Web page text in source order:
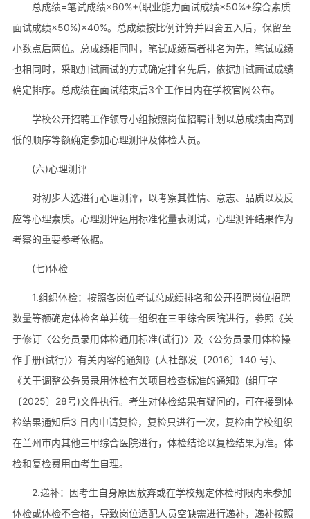
总成绩=笔试成绩×60%+(职业能力面试成绩×50%+综合素质
面试成绩×50%)×40%。总成绩按比例计算并四舍五入后，保留至
小数点后两位。总成绩相同时，笔试成绩高者排名为先，笔试成绩
也相同时，采取加试面试的方式确定排名先后，依据加试面试成绩
确定排序。总成绩在面试结束后3个工作日内在学校官网公布。
学校公开招聘工作领导小组按照岗位招聘计划以总成绩由高到
低的顺序等额确定参加心理测评及体检人员。
(六)心理测评
对初步人选进行心理测评，以考察其性情、意志、品质以及反
应等心理素质。心理测评运用标准化量表测试，心理测评结果作为
考察的重要参考依据。
(七)体检
1.组织体检：按照各岗位考试总成绩排名和公开招聘岗位招聘
数量等额确定体检名单并统一组织在三甲综合医院进行，参照《关
于修订〈公务员录用体检通用标准(试行)〉及〈公务员录用体检操
作手册(试行)〉有关内容的通知》(人社部发〔2016〕140 号)、
《关于调整公务员录用体检有关项目检查标准的通知》(组厅字
〔2025〕28号)文件执行。考生对体检结果有疑问的，可在接到体
检结果通知后3 日内申请复检，复检只进行一次，复检由学校组织
在兰州市内其他三甲综合医院进行，体检结论以复检结果为准。体
检和复检费用由考生自理。
2.递补：因考生自身原因放弃或在学校规定体检时限内未参加
体检或体检不合格，导致岗位适配人员空缺需进行递补，递补按照